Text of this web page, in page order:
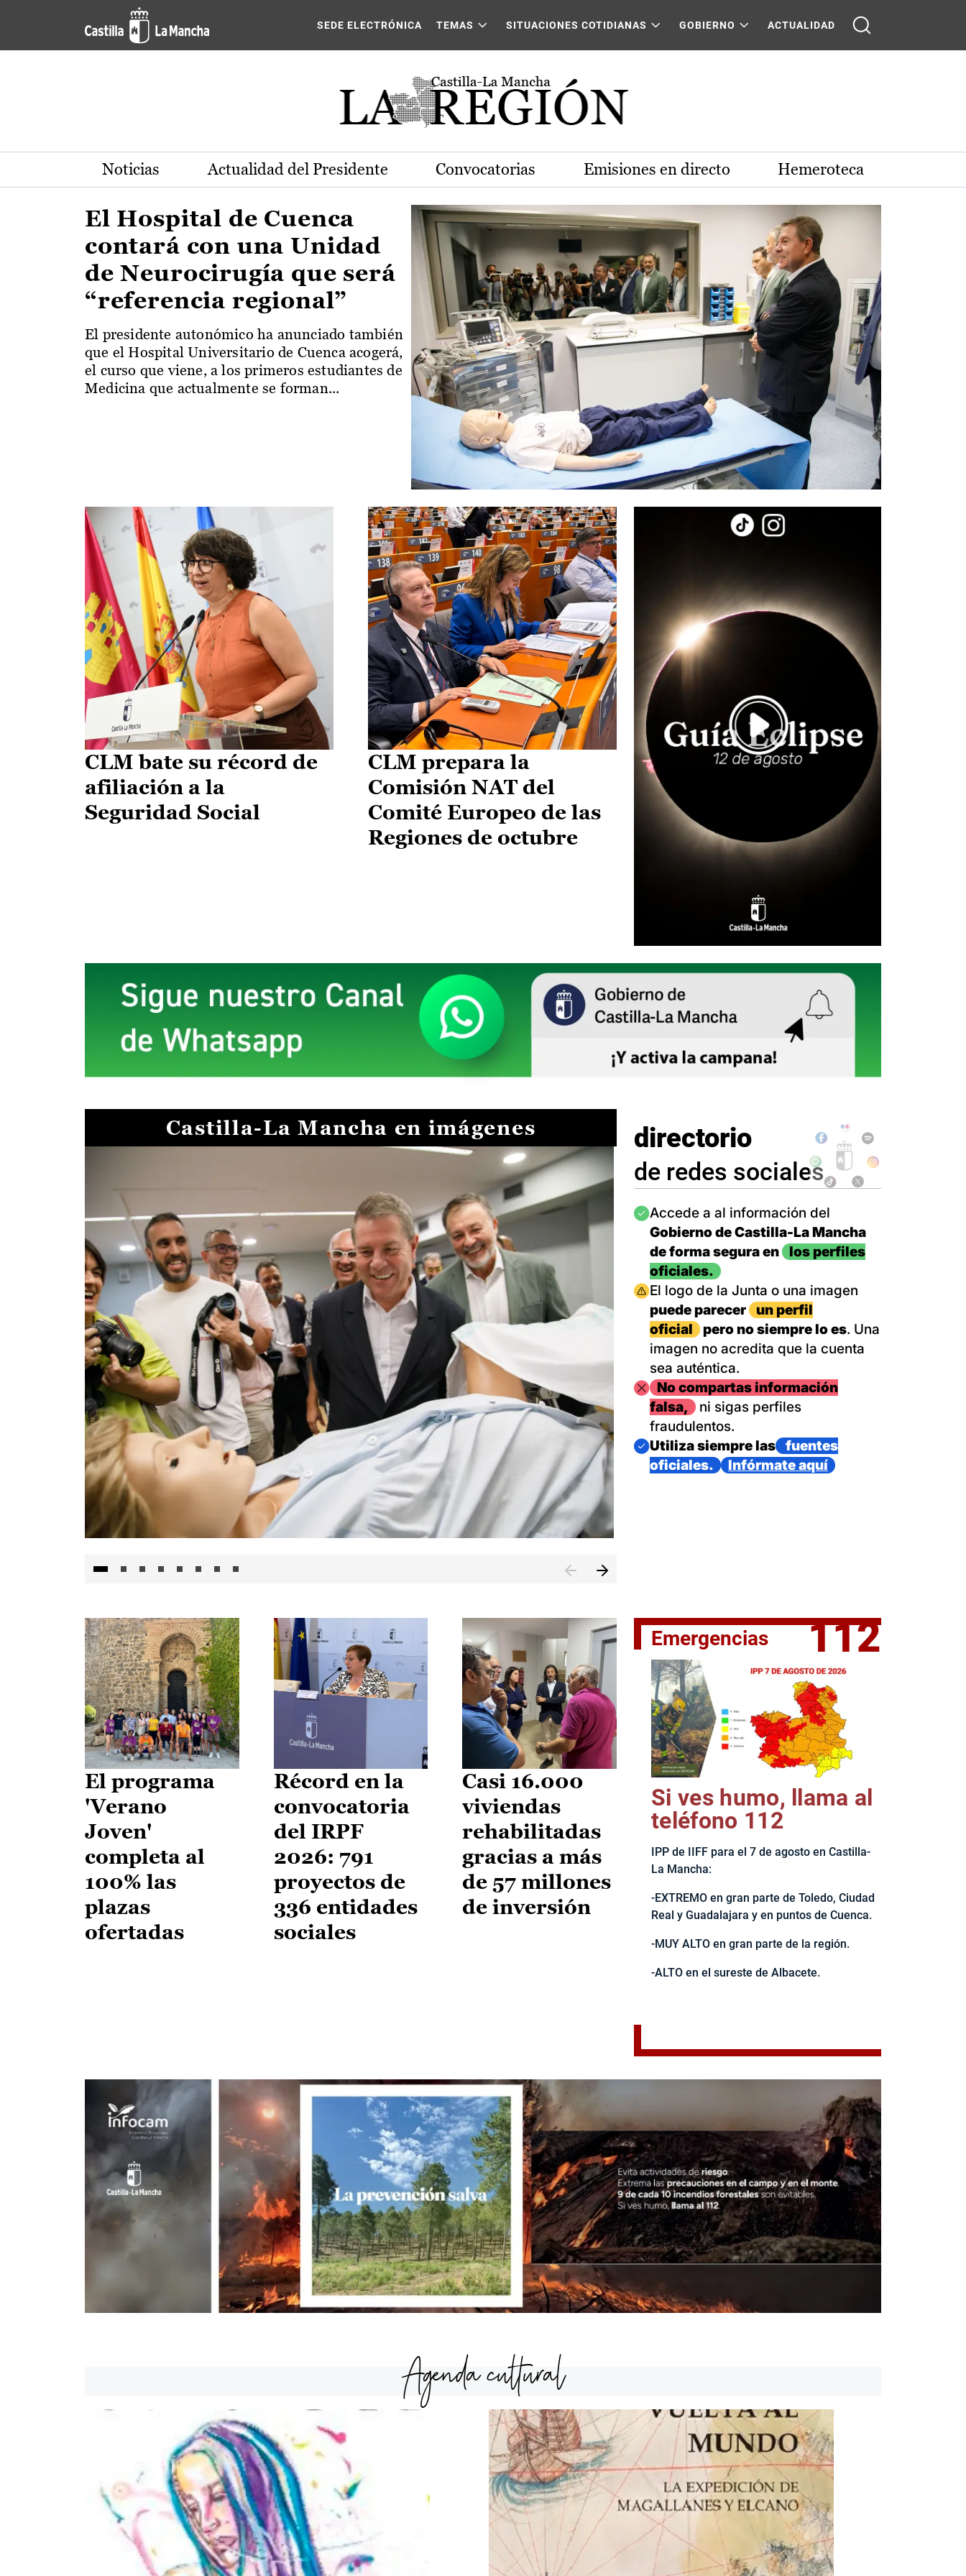
Pasar al contenido principal
Actualidad de la región de Castilla-La Mancha
SEDE ELECTRÓNICA TEMAS SITUACIONES COTIDIANAS GOBIERNO ACTUALIDAD
Noticias Actualidad del Presidente Convocatorias Emisiones en directo Hemeroteca
El Hospital de Cuenca
contará con una Unidad
de Neurocirugía que será
“referencia regional”
El presidente autonómico ha anunciado también
que el Hospital Universitario de Cuenca acogerá,
el curso que viene, a los primeros estudiantes de
Medicina que actualmente se forman...
CLM bate su récord de
afiliación a la
Seguridad Social
CLM prepara la
Comisión NAT del
Comité Europeo de las
Regiones de octubre
Castilla-La Mancha en imágenes
El jefe del Ejecutivo castellanomanchego, Emiliano García-
directorio
de redes sociales
Imagen
Accede a al información del
Gobierno de Castilla-La Mancha
de forma segura en
los perfiles
oficiales.
Imagen
El logo de la Junta o una imagen
puede parecer
un perfil
oficial
pero no siempre lo es. Una
imagen no acredita que la cuenta
sea auténtica.
ImagenNo compartas información
falsa,
ni sigas perfiles
fraudulentos.
Imagen
Utiliza siempre las
fuentes
oficiales.
Infórmate aquí
El programa
'Verano
Joven'
completa al
100% las
plazas
ofertadas
Récord en la
convocatoria
del IRPF
2026: 791
proyectos de
336 entidades
sociales
Casi 16.000
viviendas
rehabilitadas
gracias a más
de 57 millones
de inversión
Emergencias 112
Si ves humo, llama al
teléfono 112
IPP de IIFF para el 7 de agosto en Castilla-
La Mancha:
-EXTREMO en gran parte de Toledo, Ciudad
Real y Guadalajara y en puntos de Cuenca.
-MUY ALTO en gran parte de la región.
-ALTO en el sureste de Albacete.
Agenda cultural